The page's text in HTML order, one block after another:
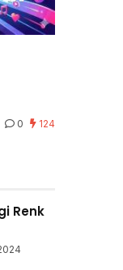
0 124
Renk